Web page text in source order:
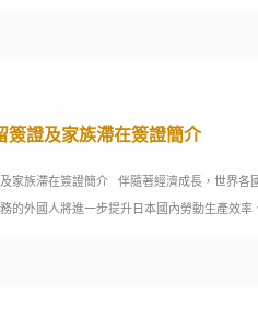
簽證及家族滯在簽證簡介
家族滯在簽證簡介 伴隨著經濟成長，世界各
的外國人將進一步提升日本國內勞動生產效率